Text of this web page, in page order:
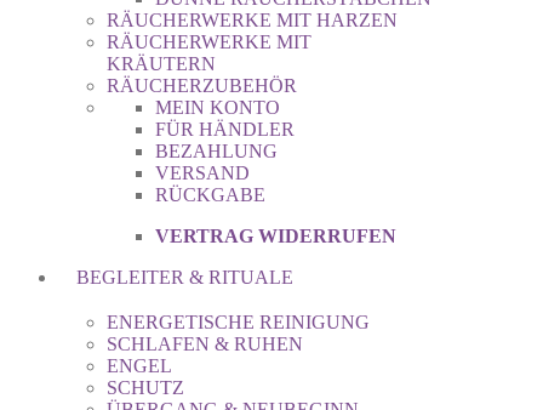
RÄUCHERWERKE MIT HARZEN
RÄUCHERWERKE MIT
KRÄUTERN
RÄUCHERZUBEHÖR
MEIN KONTO
FÜR HÄNDLER
BEZAHLUNG
VERSAND
RÜCKGABE
VERTRAG WIDERRUFEN
BEGLEITER & RITUALE
ENERGETISCHE REINIGUNG
SCHLAFEN & RUHEN
ENGEL
SCHUTZ